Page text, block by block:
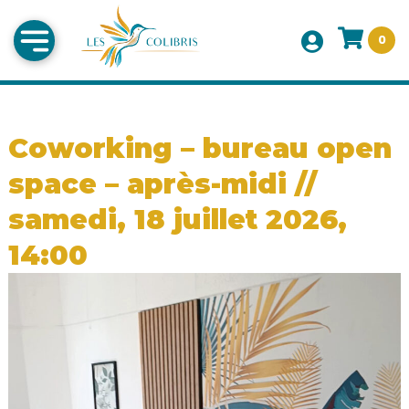
0
Coworking – bureau open
space – après-midi //
samedi, 18 juillet 2026,
14:00